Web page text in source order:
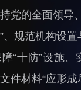
体育
讲座信
党的全面领导
、规范机构设
“十防”设施、
件材料“应形